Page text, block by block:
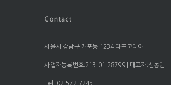
서울시 강남구 개포동 1234 타프코리아
사업자등록번호:213-01-28799 | 대표자:신동민
Tel. 02-572-7245